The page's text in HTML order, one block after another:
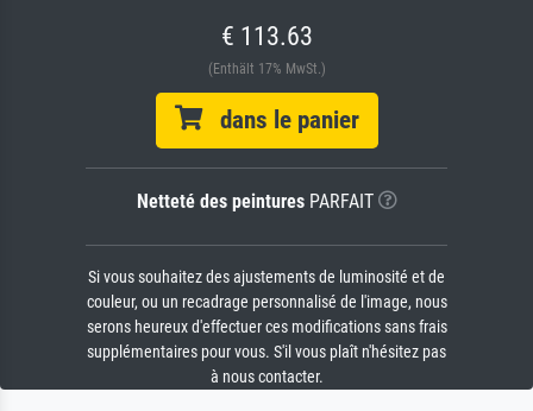
€ 113.63
(Enthält 17% MwSt.)
dans le panier
Netteté des peinturesPARFAIT
Si vous souhaitez des ajustements de luminosité et de
couleur, ou un recadrage personnalisé de l'image, nous
serons heureux d'effectuer ces modifications sans frais
supplémentaires pour vous. S'il vous plaît n'hésitez pas
à nous contacter.